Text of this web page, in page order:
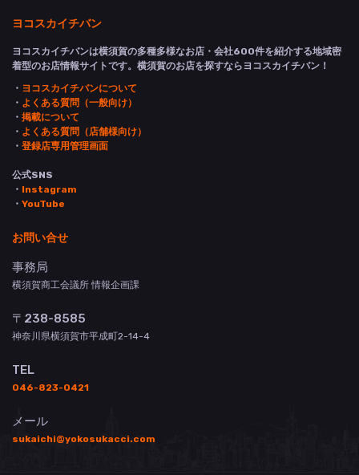
ヨコスカイチバン
ヨコスカイチバンは横須賀の多種多様なお店・会社600件を紹介する地域密
着型のお店情報サイトです。横須賀のお店を探すならヨコスカイチバン！
・ ヨコスカイチバンについて
・ よくある質問（一般向け）
・ 掲載について
・ よくある質問（店舗様向け）
・ 登録店専用管理画面
公式SNS
・ Instagram
・ YouTube
お問い合せ
事務局
横須賀商工会議所 情報企画課
〒238-8585
神奈川県横須賀市平成町2-14-4
TEL
046-823-0421
メール
sukaichi@yokosukacci.com